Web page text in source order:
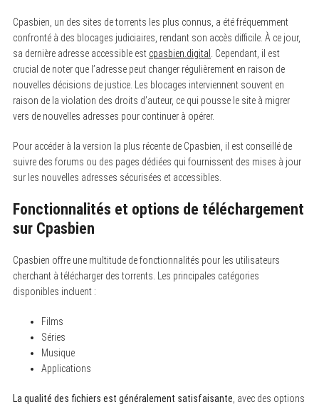
Cpasbien, un des sites de torrents les plus connus, a été fréquemment
confronté à des blocages judiciaires, rendant son accès difficile. À ce jour,
sa dernière adresse accessible est cpasbien.digital
. Cependant, il est
crucial de noter que l’adresse peut changer régulièrement en raison de
nouvelles décisions de justice. Les blocages interviennent souvent en
raison de la violation des droits d’auteur, ce qui pousse le site à migrer
vers de nouvelles adresses pour continuer à opérer.
Pour accéder à la version la plus récente de Cpasbien, il est conseillé de
suivre des forums ou des pages dédiées qui fournissent des mises à jour
sur les nouvelles adresses sécurisées et accessibles.
Fonctionnalités et options de téléchargement
sur Cpasbien
Cpasbien offre une multitude de fonctionnalités pour les utilisateurs
cherchant à télécharger des torrents. Les principales catégories
disponibles incluent :
Films
Séries
Musique
Applications
La qualité des fichiers est généralement satisfaisante , avec des options